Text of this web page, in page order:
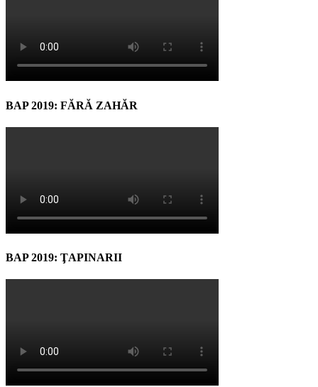
BAP 2019: FĂRĂ ZAHĂR
BAP 2019: ŢAPINARII